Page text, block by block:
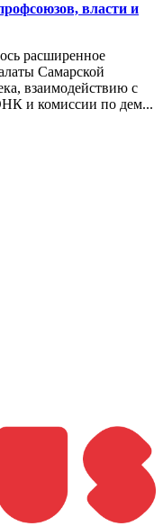
власти и
расширенное
Самарской
взаимодействию с
и комиссии по дем...